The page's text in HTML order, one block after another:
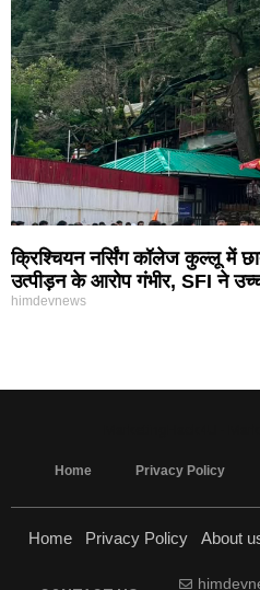
क्रिश्चियन नर्सिंग कॉलेज कुल्लू में
उत्पीड़न के आरोप गंभीर, SFI ने
himdevnews
Home Privacy Policy
Home Privacy Policy About